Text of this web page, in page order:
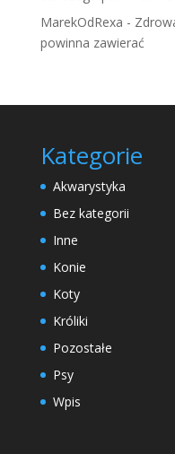
MarekOdRexa -
powinna zawierać
Kategorie
Akwarystyka
Bez kategorii
Inne
Konie
Koty
Króliki
Pozostałe
Psy
Wpis